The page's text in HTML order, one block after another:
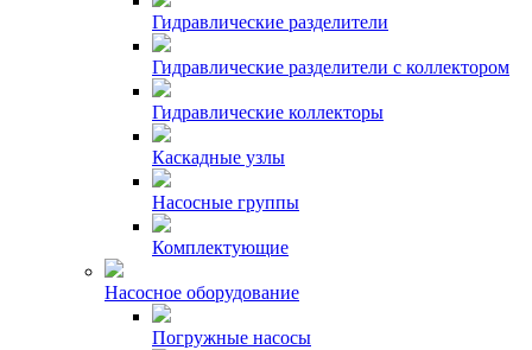
Гидравлические разделители
Гидравлические разделители с коллектором
Гидравлические коллекторы
Каскадные узлы
Насосные группы
Комплектующие
Насосное оборудование
Погружные насосы